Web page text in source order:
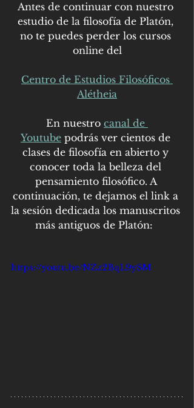
Antes de continuar con nuestro
estudio de la filosofía de Platón,
no te puedes perder los cursos
online del
Centro de Estudios Filosóficos
Alétheia
En nuestro canal de
Youtube podrás ver cientos de
clases de filosofía en abierto y
conocer toda la belleza del
pensamiento filosófico. A
continuación, te dejamos el link a
la sesión dedicada los manuscritos
más antiguos de Platón:
https://youtu.be/NZz2BqL9ySM